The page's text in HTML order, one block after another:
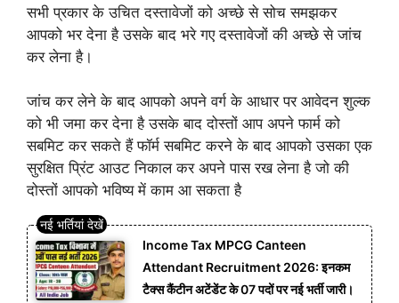
सभी प्रकार के उचित दस्तावेजों को अच्छे से सोच समझकर
आपको भर देना है उसके बाद भरे गए दस्तावेजों की अच्छे से जांच
कर लेना है।
जांच कर लेने के बाद आपको अपने वर्ग के आधार पर आवेदन शुल्क
को भी जमा कर देना है उसके बाद दोस्तों आप अपने फार्म को
सबमिट कर सकते हैं फॉर्म सबमिट करने के बाद आपको उसका एक
सुरक्षित प्रिंट आउट निकाल कर अपने पास रख लेना है जो की
दोस्तों आपको भविष्य में काम आ सकता है
Income Tax MPCG Canteen
Attendant Recruitment 2026: इनकम
टैक्स कैंटीन अटेंडेंट के 07 पदों पर नई भर्ती जारी।